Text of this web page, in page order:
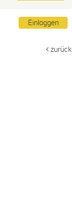
Einloggen
zurück